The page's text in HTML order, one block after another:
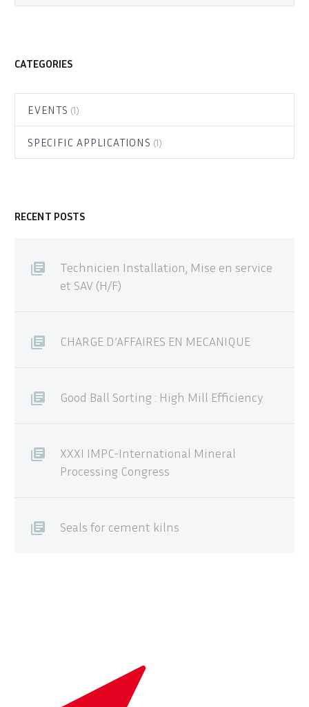
CATEGORIES
EVENTS (1)
SPECIFIC APPLICATIONS (1)
RECENT POSTS
Technicien Installation, Mise en service
et SAV (H/F)
CHARGE D’AFFAIRES EN MECANIQUE
Good Ball Sorting : High Mill Efficiency
XXXI IMPC-International Mineral
Processing Congress
Seals for cement kilns